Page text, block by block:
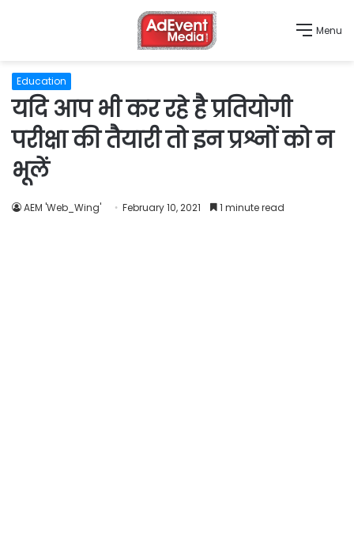
Menu
Education
यदि आप भी कर रहे है प्रतियोगी
परीक्षा की तैयारी तो इन प्रश्नों को न
भूलें
AEM 'Web_Wing' February 10, 2021 1 minute read